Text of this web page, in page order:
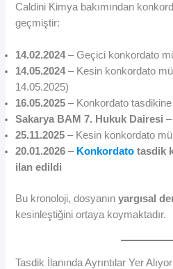
Caldini Kimya bakımından
geçmiştir:
14.02.2024– Geçici konkordato
14.05.2024– Kesin konkordato
14.05.2025)
16.05.2025 – Konkordato
Sakarya BAM 7. Hukuk Dairesi –
25.11.2025 – Kesin konkordato
20.01.2026 – Konkordatotasdik
ilan edildi
Bu kronoloji, dosyanınyargısal
kesinleştiğini ortaya koymaktadır.
Tasdik İlanında Ayrıntılar Yer Alıyor